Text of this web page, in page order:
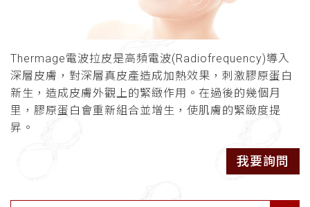
Thermage電波拉皮是高頻電波(Radiofrequency)導入
深層皮膚，對深層真皮產造成加熱效果，刺激膠原蛋白
新生，造成皮膚外觀上的緊緻作用。在過後的幾個月
里，膠原蛋白會重新組合並增生，使肌膚的緊緻度提
昇。
我要詢問